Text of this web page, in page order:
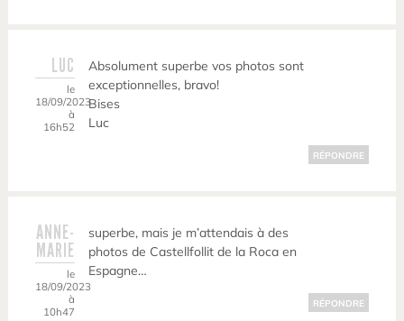
LUC
le
18/09/2023
à
16h52
Absolument superbe vos photos sont
exceptionnelles, bravo!
Bises
Luc
RÉPONDRE
ANNE-
MARIE
le
18/09/2023
à
10h47
superbe, mais je m’attendais à des
photos de Castellfollit de la Roca en
Espagne…
RÉPONDRE